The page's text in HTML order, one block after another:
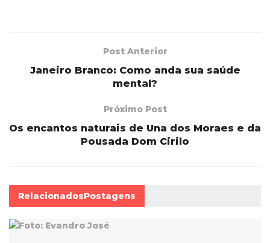
Post Anterior
Janeiro Branco: Como anda sua saúde
mental?
Próximo Post
Os encantos naturais de Una dos Moraes e da
Pousada Dom Cirilo
RelacionadosPostagens